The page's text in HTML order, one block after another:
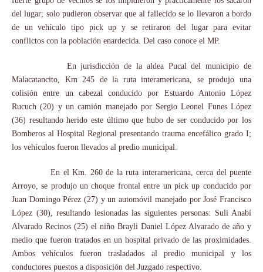
del lugar; solo pudieron observar que al fallecido se lo llevaron a bordo
de un vehículo tipo pick up y se retiraron del lugar para evitar
conflictos con la población enardecida. Del caso conoce el MP.
En jurisdicción de la aldea Pucal del municipio de
Malacatancito, Km 245 de la ruta interamericana, se produjo una
colisión entre un cabezal conducido por Estuardo Antonio López
Rucuch (20) y un camión manejado por Sergio Leonel Funes López
(36) resultando herido este último que hubo de ser conducido por los
Bomberos al Hospital Regional presentando trauma encefálico grado I;
los vehículos fueron llevados al predio municipal.
En el Km. 260 de la ruta interamericana, cerca del puente
Arroyo, se produjo un choque frontal entre un pick up conducido por
Juan Domingo Pérez (27) y un automóvil manejado por José Francisco
López (30), resultando lesionadas las siguientes personas: Suli Anabí
Alvarado Recinos (25) el niño Brayli Daniel López Alvarado de año y
medio que fueron tratados en un hospital privado de las proximidades.
Ambos vehículos fueron trasladados al predio municipal y los
conductores puestos a disposición del Juzgado respectivo.